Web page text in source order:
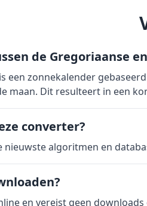
de Gregoriaanse
een zonnekalender
maan. Dit resulteert in een
converter?
algoritmen en
en vereist geen